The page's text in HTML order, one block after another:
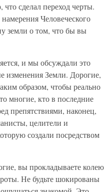
сделал переход черты.
Человеческого
земли о том, что бы вы
и мы обсуждали это
изменения Земли. Дорогие,
образом, чтобы реально
многие, кто в последние
препятствиями, наконец,
целители и
создали посредством
вы прокладываете колею
Не будьте шокированы